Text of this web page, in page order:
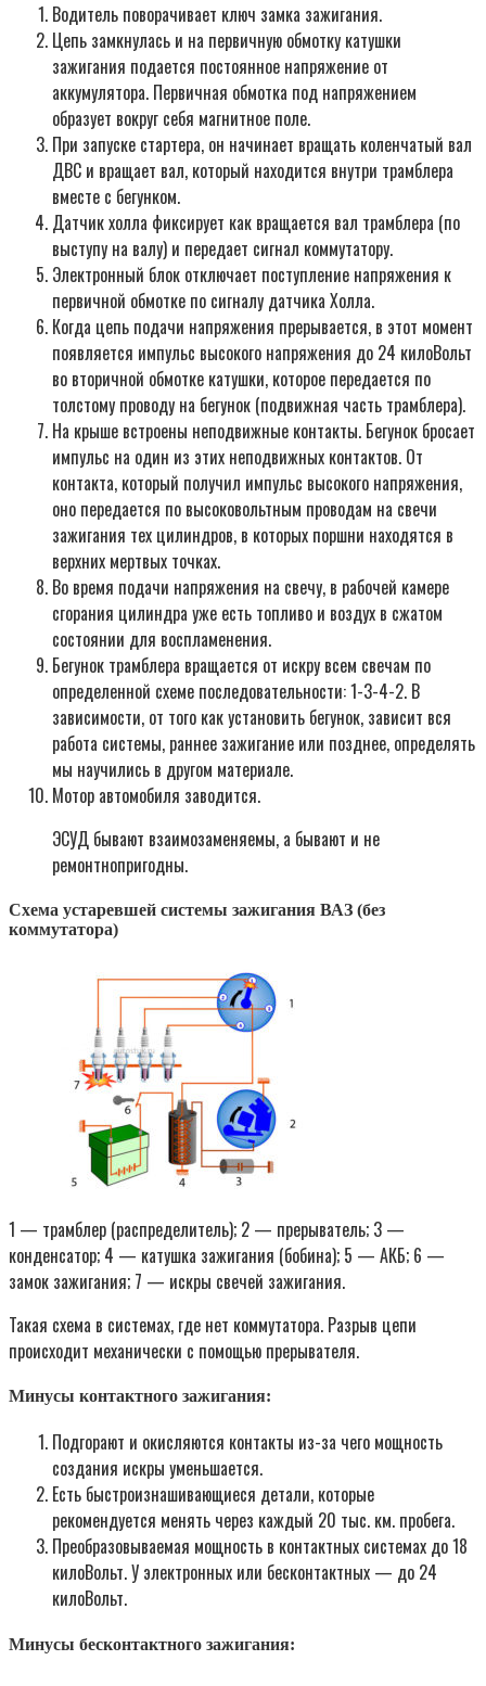
Водитель поворачивает ключ замка зажигания.
Цепь замкнулась и на первичную обмотку катушки
зажигания подается постоянное напряжение от
аккумулятора. Первичная обмотка под напряжением
образует вокруг себя магнитное поле.
При запуске стартера, он начинает вращать коленчатый вал
ДВС и вращает вал, который находится внутри трамблера
вместе с бегунком.
Датчик холла фиксирует как вращается вал трамблера (по
выступу на валу) и передает сигнал коммутатору.
Электронный блок отключает поступление напряжения к
первичной обмотке по сигналу датчика Холла.
Когда цепь подачи напряжения прерывается, в этот момент
появляется импульс высокого напряжения до 24 килоВольт
во вторичной обмотке катушки, которое передается по
толстому проводу на бегунок (подвижная часть трамблера).
На крыше встроены неподвижные контакты. Бегунок бросает
импульс на один из этих неподвижных контактов. От
контакта, который получил импульс высокого напряжения,
оно передается по высоковольтным проводам на свечи
зажигания тех цилиндров, в которых поршни находятся в
верхних мертвых точках.
Во время подачи напряжения на свечу, в рабочей камере
сгорания цилиндра уже есть топливо и воздух в сжатом
состоянии для воспламенения.
Бегунок трамблера вращается от искру всем свечам по
определенной схеме последовательности: 1-3-4-2. В
зависимости, от того как установить бегунок, зависит вся
работа системы, раннее зажигание или позднее, определять
мы научились в другом материале.
Мотор автомобиля заводится.
ЭСУД бывают взаимозаменяемы, а бывают и не
ремонтнопригодны.
Схема устаревшей системы зажигания ВАЗ (без
коммутатора)
1 — трамблер (распределитель); 2 — прерыватель; 3 —
конденсатор; 4 — катушка зажигания (бобина); 5 — АКБ; 6 —
замок зажигания; 7 — искры свечей зажигания.
Такая схема в системах, где нет коммутатора. Разрыв цепи
происходит механически с помощью прерывателя.
Минусы контактного зажигания:
Подгорают и окисляются контакты из-за чего мощность
создания искры уменьшается.
Есть быстроизнашивающиеся детали, которые
рекомендуется менять через каждый 20 тыс. км. пробега.
Преобразовываемая мощность в контактных системах до 18
килоВольт. У электронных или бесконтактных — до 24
килоВольт.
Минусы бесконтактного зажигания: